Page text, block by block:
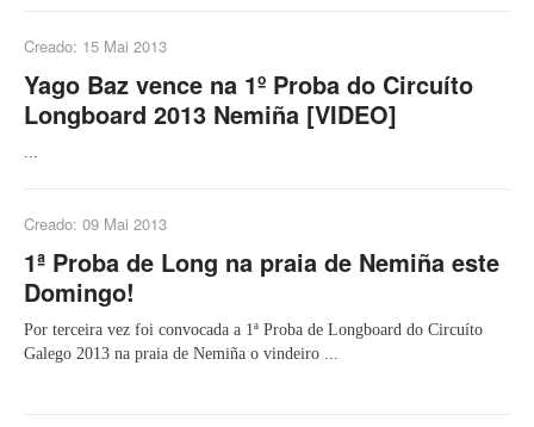
Creado: 15 Mai 2013
Yago Baz vence na 1º Proba do Circuíto
Longboard 2013 Nemiña [VIDEO]
...
Creado: 09 Mai 2013
1ª Proba de Long na praia de Nemiña este
Domingo!
Por terceira vez foi convocada a 1ª Proba de Longboard do Circuíto
Galego 2013 na praia de Nemiña o vindeiro ...